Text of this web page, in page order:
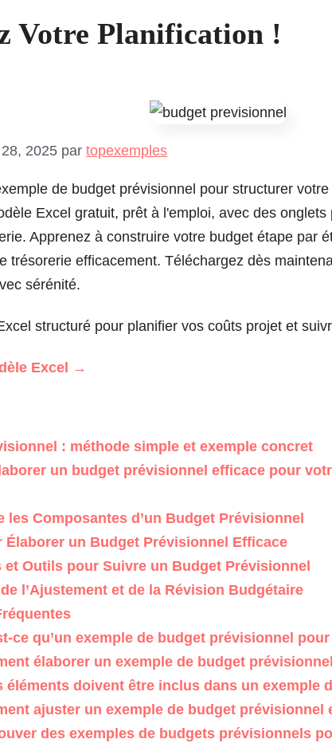
Votre Planification !
2025 par topexemples
de budget prévisionnel pour structurer
Excel gratuit, prêt à l'emploi, avec des
Apprenez à construire votre budget étape par
trésorerie efficacement. Téléchargez dès
sérénité.
structuré pour planifier vos coûts projet et
Excel →
: méthode simple et exemple concret
un budget prévisionnel efficace pour
les Composantes d’un Budget Prévisionnel
Élaborer un Budget Prévisionnel Efficace
et Outils pour Suivre un Budget Prévisionnel
l’Ajustement et de la Révision Budgétaire
ce qu’un exemple de budget prévisionnel
élaborer un exemple de budget
éléments doivent être inclus dans un exemple
ajuster un exemple de budget prévisionnel
des exemples de budgets prévisionnels